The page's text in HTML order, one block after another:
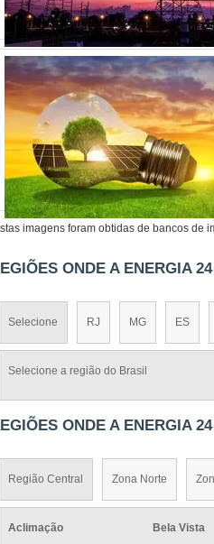
imagens foram obtidas de bancos de
ONDE A ENERGIA
Selecione RJ MG ES
Selecione a região do Brasil
ONDE A ENERGIA
Região Central Zona Norte
Aclimação Bela Vista